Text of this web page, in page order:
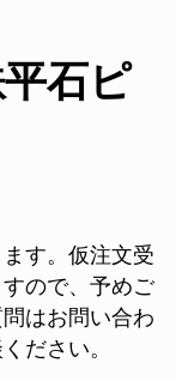
平石ピ
す。仮注文受
ので、予めご
はお問い合わ
ださい。